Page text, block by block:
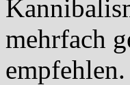
mehrfach
empfehlen.